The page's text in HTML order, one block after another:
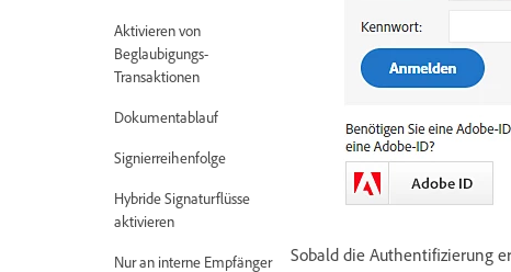
Aktivieren von
Beglaubigungs-
Transaktionen
Dokumentablauf
Signierreihenfolge
Hybride Signaturflüsse
aktivieren
Nur an interne Empfänger
Sobald die Authentifizierung